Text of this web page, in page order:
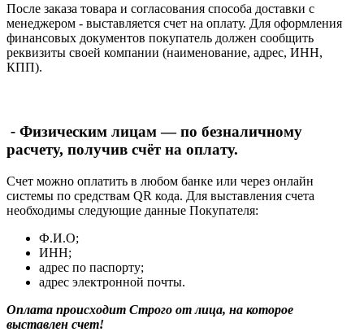
После заказа товара и согласования способа доставки с
менеджером - выставляется счет на оплату. Для оформления
финансовых документов покупатель должен сообщить
реквизиты своей компании (наименование, адрес, ИНН,
КПП).
- Физическим лицам — по безналичному
расчету, получив счёт на оплату.
Счет можно оплатить в любом банке или через онлайн
системы по средствам QR кода. Для выставления счета
необходимы следующие данные Покупателя:
Ф.И.О;
ИНН;
адрес по паспорту;
адрес электронной почты.
Оплата происходит Строго от лица, на которое
выставлен счет!